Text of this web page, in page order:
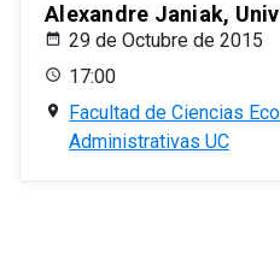
Alexandre Janiak,
29 de Octubre de 2015
17:00
Facultad de Ciencias
Administrativas UC